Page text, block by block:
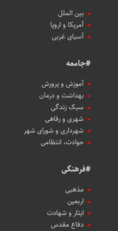
بین الملل
آمریکا و اروپا
آسیای غربی
#جامعه
آموزش و پرورش
بهداشت و درمان
سبک زندگی
شهری و رفاهی
شهرداری و شورای شهر
حوادث، انتظامی
#فرهنگی
مذهبی
اربعین
ایثار و شهادت
دفاع مقدس